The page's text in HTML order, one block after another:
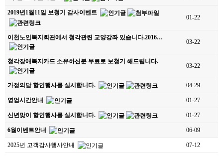
2019년1월11일 보청기 감사이벤트
01-22
이천노인복지회관에서 청각관련 교양강좌 있습니다.2016…
03-22
청각장애복지카드 소유하신분 무료로 보청기 해드립니다.
03-22
가정의달 할인행사를 실시합니다. 04-29
영업시간안내 01-27
신년맞이 할인행사를 실시합니다. 01-27
6월이벤트안내 06-09
2025년 고객감사행사안내 07-12